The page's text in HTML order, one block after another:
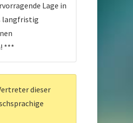
Lage in
langfristig
***
dieser